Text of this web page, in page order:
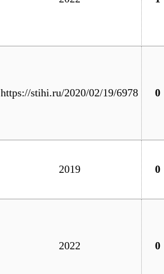
https://stihi.ru/2020/02/19/6978 0
2019 0
2022 0